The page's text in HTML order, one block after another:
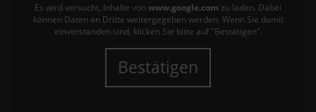
Es wird versucht, Inhalte von www.google.com zu laden. Dabei
können Daten an Dritte weitergegeben werden. Wenn Sie damit
einverstanden sind, klicken Sie bitte auf "Bestätigen".
Bestätigen